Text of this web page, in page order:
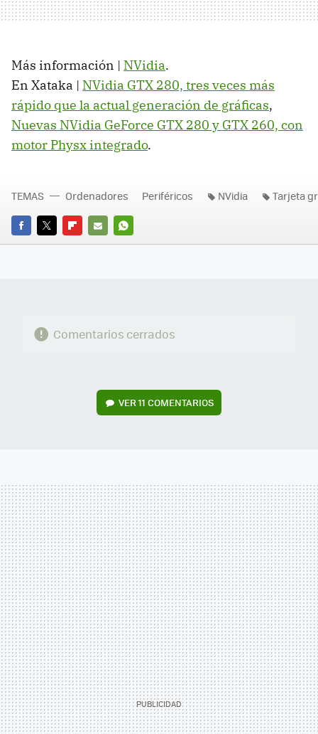
Más información | NVidia.
En Xataka | NVidia GTX 280, tres veces más
rápido que la actual generación de gráficas,
Nuevas NVidia GeForce GTX 280 y GTX 260, con
motor Physx integrado.
FACEBOOK
TWITTERFLIPBOARD
E-
WHATSAPP
TEMAS Ordenadores Periféricos NVidia Tarjeta
Comentarios cerrados
VER11 COMENTARIOS